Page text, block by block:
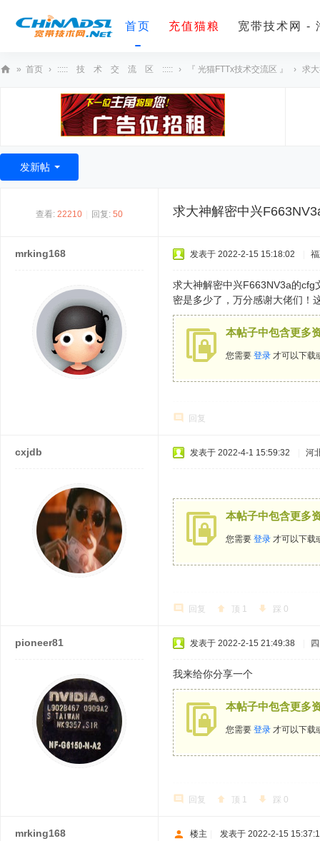
首页 充值猫粮 宽带技术网 -
术
» 首页 › ::::: 技 术 交 流 区 ::::: › 『 光猫FTTx技术交流区 』 › 求
发新帖
查看: 22210 回复: 50 求大神解密中兴
mrking168 发表于 2022-2-15 15:18:02
求大神解密中兴F663NV3a的cfg
密是多少了，万分感谢大佬们！
本帖子中包含更多
您需要 登录 才可以下载
回复
cxjdb 发表于 2022-4-1 15:59:32 河
本帖子中包含更多
您需要 登录 才可以下载
回复 顶 1 踩 0
pioneer81 发表于 2022-2-15 21:49:38
我来给你分享一个
本帖子中包含更多
您需要 登录 才可以下载
回复 顶 1 踩 0
mrking168 楼主 发表于 2022-2-15